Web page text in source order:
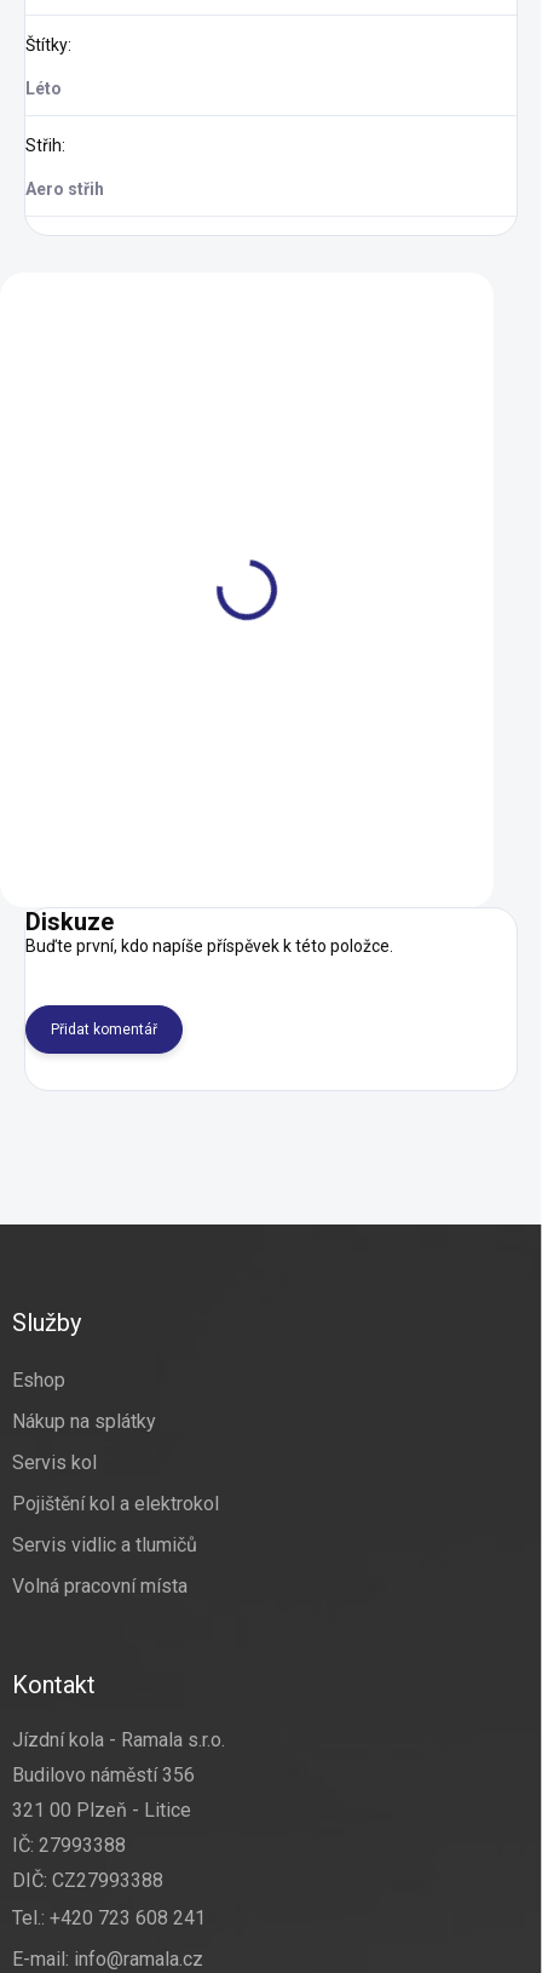
Štítky:
Léto
Střih:
Aero střih
Diskuze
Buďte první, kdo napíše příspěvek k této položce.
Přidat komentář
Služby
Eshop
Nákup na splátky
Servis kol
Pojištění kol a elektrokol
Servis vidlic a tlumičů
Volná pracovní místa
Kontakt
Jízdní kola - Ramala s.r.o.
Budilovo náměstí 356
321 00 Plzeň - Litice
IČ: 27993388
DIČ: CZ27993388
Tel.: +420 723 608 241
E-mail: info@ramala.cz